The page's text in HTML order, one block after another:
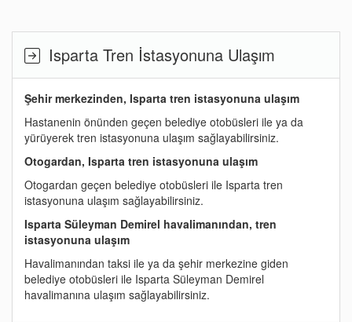
Isparta Tren İstasyonuna Ulaşım
Şehir merkezinden, Isparta tren istasyonuna ulaşım
Hastanenin önünden geçen belediye otobüsleri ile ya da
yürüyerek tren istasyonuna ulaşım sağlayabilirsiniz.
Otogardan, Isparta tren istasyonuna ulaşım
Otogardan geçen belediye otobüsleri ile Isparta tren
istasyonuna ulaşım sağlayabilirsiniz.
Isparta Süleyman Demirel havalimanından, tren
istasyonuna ulaşım
Havalimanından taksi ile ya da şehir merkezine giden
belediye otobüsleri ile Isparta Süleyman Demirel
havalimanına ulaşım sağlayabilirsiniz.